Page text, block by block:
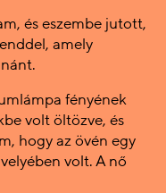
és eszembe jutott,
amely
fényének
volt öltözve, és
hogy az övén egy
volt. A nő